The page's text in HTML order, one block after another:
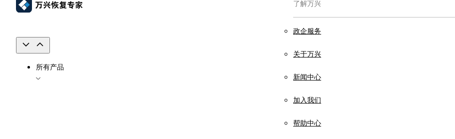
了解万兴
政企服务
关于万兴
新闻中心
加入我们
帮助中心
所有产品